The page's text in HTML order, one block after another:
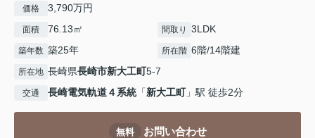
価格 3,790万円
面積 76.13㎡ 間取り 3LDK
築年数 築25年 所在階 6階/14階建
所在地 長崎県長崎市新大工町5-7
交通 長崎電気軌道４系統「新大工町」駅 徒歩2分
無料 お問い合わせ